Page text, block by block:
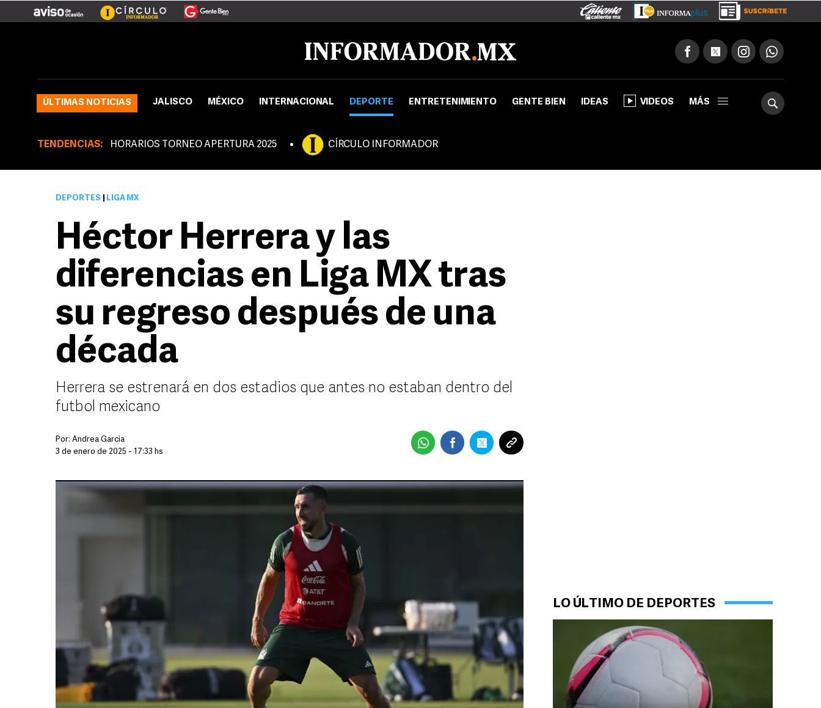
ÚLTIMAS NOTICIAS JALISCO MÉXICO INTERNACIONAL DEPORTE ENTRETENIMIENTO GENTE BIEN IDEAS VIDEOS MÁS
TENDENCIAS: HORARIOS TORNEO APERTURA 2025 CÍRCULO INFORMADOR
LO ÚLTIMO DE DEPORTES
DEPORTES LIGA MX
Héctor Herrera y las
diferencias en Liga MX tras
su regreso después de una
década
Herrera se estrenará en dos estadios que antes no estaban dentro del
futbol mexicano
Por: Andrea Garcia
3 de enero de 2025 - 17:33 hs